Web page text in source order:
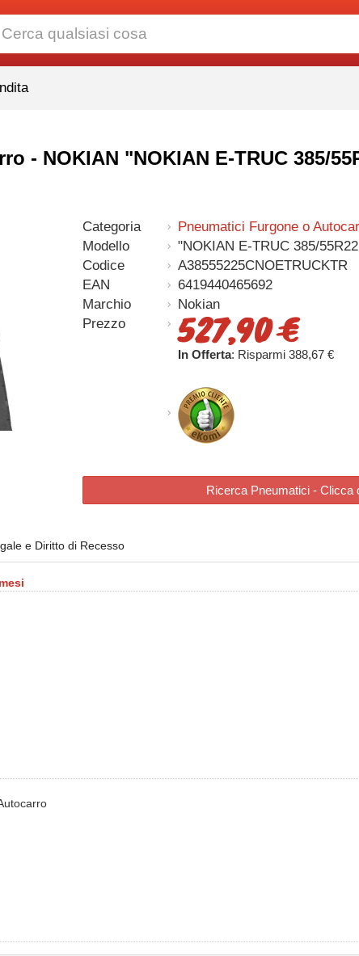
- NOKIAN "NOKIAN E-TRUC 385/
Categoria
Pneumatici Furgone o
Modello
"NOKIAN E-TRUC 385/
Codice
A38555225CNOETRUCKTR
EAN
6419440465692
Marchio
Nokian
Prezzo
527,90 €
In Offerta: Risparmi 388,67 €
Ricerca Pneumatici - Clicca
e Diritto di Recesso